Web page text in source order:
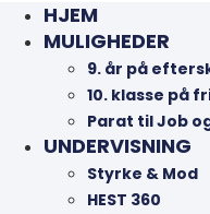
HJEM
MULIGHEDER
9. år på
10. klasse på
Parat til Job
UNDERVISNING
Styrke & Mod
HEST 360